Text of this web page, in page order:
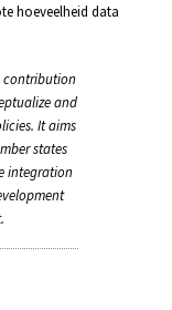
hoeveelheid data
contribution
and
It aims
states
integration